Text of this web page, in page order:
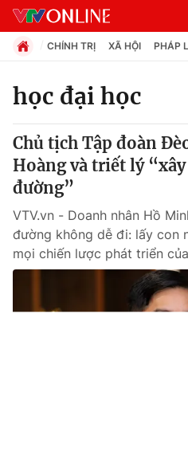
Chuyên mục
Chính trị
Pháp luật
CHÍNH TRỊ XÃ HỘI PHÁP
học đại học
Chủ tịch Tập đoàn
Hoàng và triết lý
đường”
VTV.vn - Doanh nhân Hồ
đường không dễ đi: lấy con
mọi chiến lược phát triển